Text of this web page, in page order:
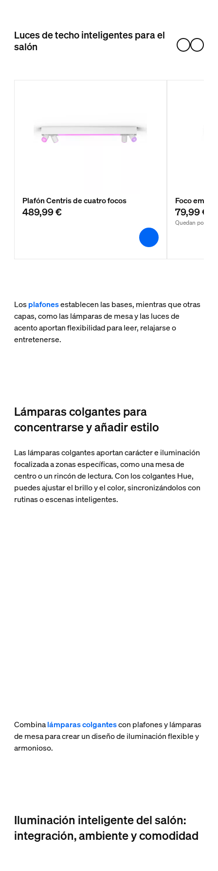
Luces de techo inteligentes para el
salón
Plafón Centris de cuatro focos
489,99 €
Foco
79,99 €
Quedan pocas
Losplafonesestablecen las bases, mientras que otras
capas, como las lámparas de mesa y las luces de
acento aportan flexibilidad para leer, relajarse o
entretenerse.
Lámparas colgantes para
concentrarse y añadir estilo
Las lámparas colgantes aportan carácter e iluminación
focalizada a zonas específicas, como una mesa de
centro o un rincón de lectura. Con los colgantes Hue,
puedes ajustar el brillo y el color, sincronizándolos con
rutinas o escenas inteligentes.
Combinalámparas colgantescon plafones y lámparas
de mesa para crear un diseño de iluminación flexible y
armonioso.
Iluminación inteligente del salón:
integración, ambiente y comodidad